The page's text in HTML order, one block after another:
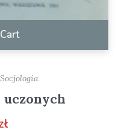
Socjologia
uczonych